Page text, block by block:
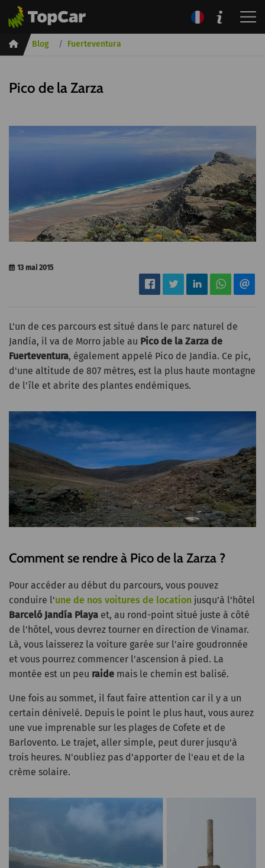
InicioBlog Fuerteventura
Pico de la Zarza
13 mai 2015
L'un de ces parcours est situé dans le parc naturel de
Jandía, il va de Morro jable au Pico de la Zarza de
Fuerteventura, également appelé Pico de Jandía. Ce pic,
d'une altitude de 807 mètres, est la plus haute montagne
de l'île et abrite des plantes endémiques.
Comment se rendre à Pico de la Zarza ?
Pour accéder au début du parcours, vous pouvez
conduire l'une de nos voitures de location jusqu'à l'hôtel
Barceló Jandía Playa et, au rond-point situé juste à côté
de l'hôtel, vous devrez tourner en direction de Vinamar.
Là, vous laisserez la voiture garée sur l'aire goudronnée
et vous pourrez commencer l'ascension à pied. La
montée est un peu raide mais le chemin est balisé.
Une fois au sommet, il faut faire attention car il y a un
certain dénivelé. Depuis le point le plus haut, vous aurez
une vue imprenable sur les plages de Cofete et de
Barlovento. Le trajet, aller simple, peut durer jusqu'à
trois heures. N'oubliez pas d'apporter de l'eau et de la
crème solaire.